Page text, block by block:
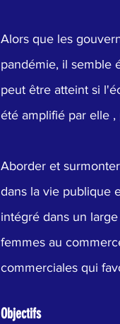
Alors que les
pandémie, il semble
peut être atteint si
été amplifié par elle ,
Aborder et
dans la vie publique
intégré dans un
femmes au
commerciales qui
Objectifs